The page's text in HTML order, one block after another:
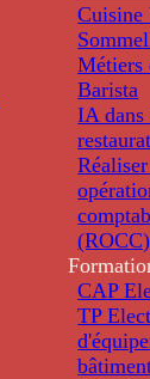
Cuisine
Métiers
Barista
IA dans
CAP
TP